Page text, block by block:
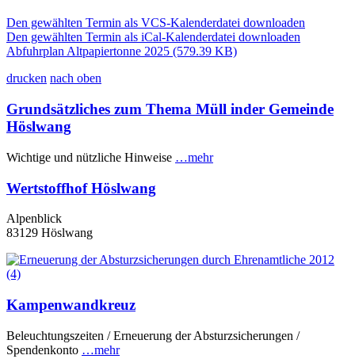
Den gewählten Termin als VCS-Kalenderdatei downloaden
Den gewählten Termin als iCal-Kalenderdatei downloaden
Abfuhrplan Altpapiertonne 2025 (579.39 KB)
drucken nach oben
Grundsätzliches zum Thema Müll inder Gemeinde
Höslwang
Wichtige und nützliche Hinweise …mehr
Wertstoffhof Höslwang
Alpenblick
83129 Höslwang
Kampenwandkreuz
Beleuchtungszeiten / Erneuerung der Absturzsicherungen /
Spendenkonto …mehr